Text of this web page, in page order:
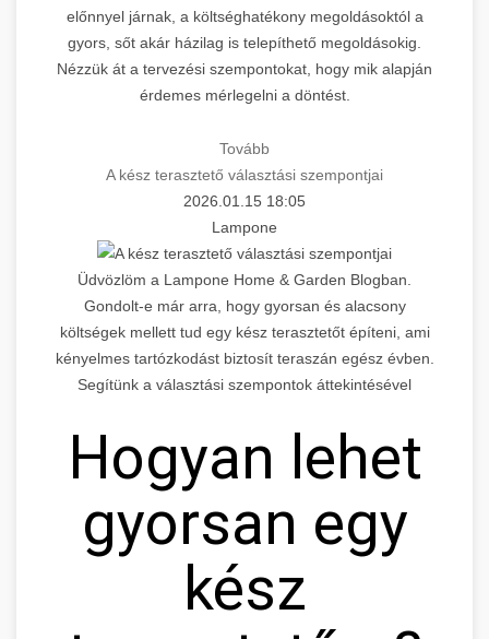
előnnyel járnak, a költséghatékony megoldásoktól a
gyors, sőt akár házilag is telepíthető megoldásokig.
Nézzük át a tervezési szempontokat, hogy mik alapján
érdemes mérlegelni a döntést.
Tovább
A kész terasztető választási szempontjai
2026.01.15 18:05
Lampone
Üdvözlöm a Lampone Home & Garden Blogban.
Gondolt-e már arra, hogy gyorsan és alacsony
költségek mellett tud egy kész terasztetőt építeni, ami
kényelmes tartózkodást biztosít teraszán egész évben.
Segítünk a választási szempontok áttekintésével
Hogyan lehet
gyorsan egy
kész